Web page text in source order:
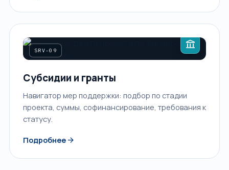
SRV-09 account_balance
Субсидии и гранты
Навигатор мер поддержки: подбор по стадии
проекта, суммы, софинансирование, требования к
статусу.
Подробнее arrow_forward